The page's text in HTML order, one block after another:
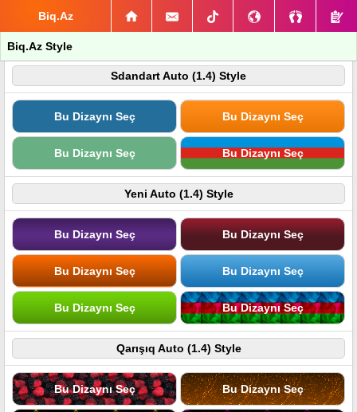
Biq.Az
Biq.Az Style
Sdandart Auto (1.4) Style
Bu Dizaynı Seç Bu Dizaynı Seç
Bu Dizaynı Seç Bu Dizaynı Seç
Yeni Auto (1.4) Style
Bu Dizaynı Seç Bu Dizaynı Seç
Bu Dizaynı Seç Bu Dizaynı Seç
Bu Dizaynı Seç Bu Dizaynı Seç
Qarışıq Auto (1.4) Style
Bu Dizaynı Seç Bu Dizaynı Seç